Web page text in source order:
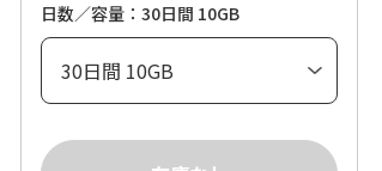
日数／容量：30日間 10GB